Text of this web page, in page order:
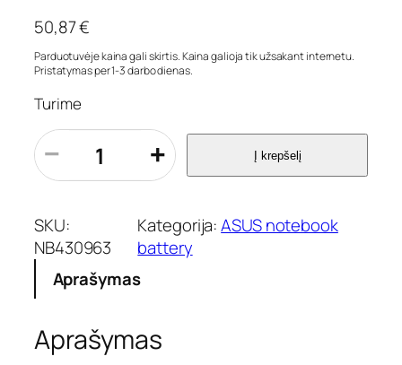
50,87€
Parduotuvėje kaina gali skirtis. Kaina galioja tik užsakant internetu.
Pristatymas per 1-3 darbo dienas.
Turime
p
r
o
u
k
t
k
e
− + Į krepšelį
SKU:
NB430963
Kategorija:ASUS notebook
battery
Aprašymas
Aprašymas